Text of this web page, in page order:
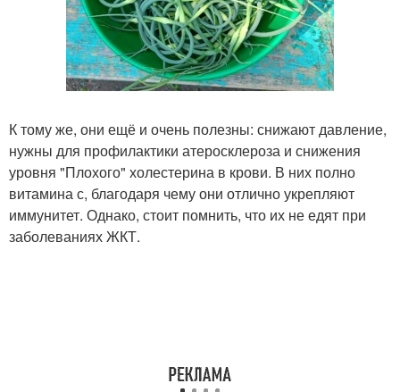
К тому же, они ещё и очень полезны: снижают давление,
нужны для профилактики атеросклероза и снижения
уровня "Плохого" холестерина в крови. В них полно
витамина с, благодаря чему они отлично укрепляют
иммунитет. Однако, стоит помнить, что их не едят при
заболеваниях ЖКТ.